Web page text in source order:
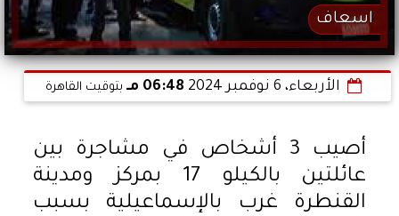
اسعاف
الأربعاء، 6 نوفمبر 2024 06:48 مـ بتوقيت القاهرة
أصيب 3 أشخاص في مشاجرة بين
عائلتين بالكيلو 17 بمركز ومدينة
القنطرة غرب بالإسماعيلية بسبب